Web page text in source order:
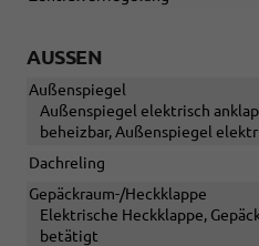
AUSSEN
Außenspiegel
Außenspiegel elektrisch
beheizbar, Außenspiegel
Dachreling
Gepäckraum-/Heckklappe
Elektrische Heckklappe,
betätigt